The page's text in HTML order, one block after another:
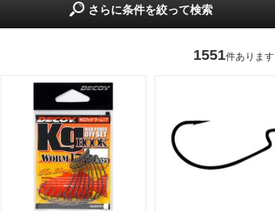
さらに条件を絞って検索
1551件あります